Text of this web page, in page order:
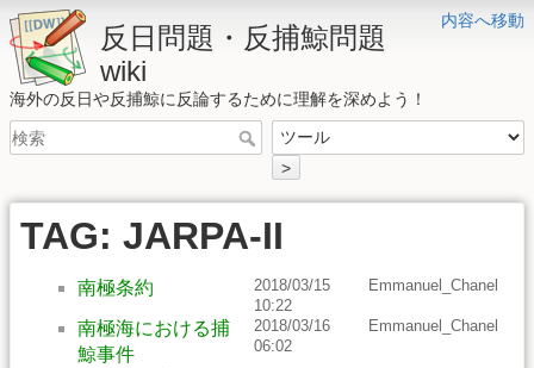
内容へ移動
反日問題・反捕鯨問題
wiki
海外の反日や反捕鯨に反論するために理解を深めよう！
>
TAG: JARPA-II
南極条約
2018/03/15
10:22
Emmanuel_Chanel
南極海における捕
鯨事件
2018/03/16
06:02
Emmanuel_Chanel